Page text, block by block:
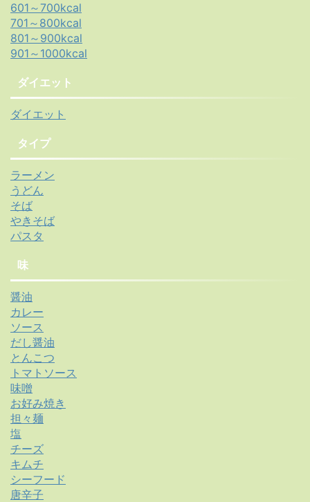
601～700kcal
701～800kcal
801～900kcal
901～1000kcal
ダイエット
ダイエット
タイプ
ラーメン
うどん
そば
やきそば
パスタ
味
醤油
カレー
ソース
だし醤油
とんこつ
トマトソース
味噌
お好み焼き
担々麺
塩
チーズ
キムチ
シーフード
唐辛子